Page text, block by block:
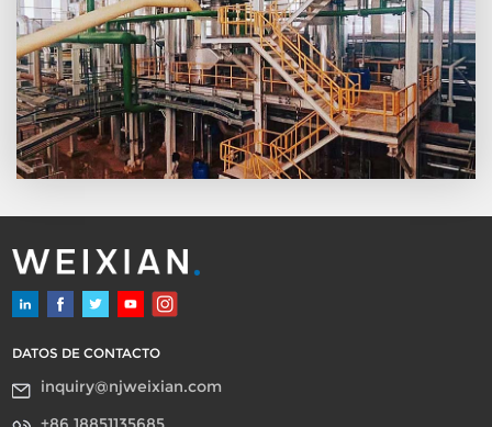
DATOS DE CONTACTO
inquiry@njweixian.com